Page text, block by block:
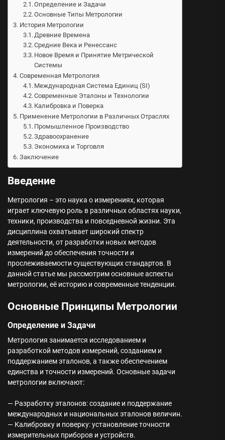
Определение и Задачи
Основные Типы Метрологии
История Метрологии
Древние Времена
Средние Века и Ренессанс
Новое Время и Принятие Метрической
Системы
Современная Метрология
Международная Система Единиц (SI)
Современные Эталоны и Технологии
Калибровка и Поверка
Применение Метрологии в Различных Отраслях
Промышленное Производство
Здравоохранение
Экономика и Торговля
Заключение
Введение
Метрология – это наука о измерениях, которая
играет ключевую роль в различных областях науки,
техники, производства и повседневной жизни. Эта
дисциплина охватывает широкий спектр
деятельности, от разработки новых методов
измерений до обеспечения точности и
прослеживаемости существующих стандартов. В
данной статье мы рассмотрим основные аспекты
метрологии, её историю и современные тенденции.
Основные Принципы Метрологии
Определение и Задачи
Метрология занимается исследованием и
разработкой методов измерений, созданием и
поддержанием эталонов, а также обеспечением
единства и точности измерений. Основные задачи
метрологии включают:
— Разработку эталонов: создание и поддержание
международных и национальных эталонов величин.
— Калибровку и поверку: установление точности
измерительных приборов и устройств.